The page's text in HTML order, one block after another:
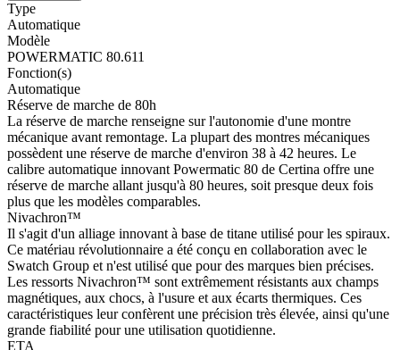
Type
Automatique
Modèle
POWERMATIC 80.611
Fonction(s)
Automatique
Réserve de marche de 80h
La réserve de marche renseigne sur l'autonomie d'une montre
mécanique avant remontage. La plupart des montres mécaniques
possèdent une réserve de marche d'environ 38 à 42 heures. Le
calibre automatique innovant Powermatic 80 de Certina offre une
réserve de marche allant jusqu'à 80 heures, soit presque deux fois
plus que les modèles comparables.
Nivachron™
Il s'agit d'un alliage innovant à base de titane utilisé pour les spiraux.
Ce matériau révolutionnaire a été conçu en collaboration avec le
Swatch Group et n'est utilisé que pour des marques bien précises.
Les ressorts Nivachron™ sont extrêmement résistants aux champs
magnétiques, aux chocs, à l'usure et aux écarts thermiques. Ces
caractéristiques leur confèrent une précision très élevée, ainsi qu'une
grande fiabilité pour une utilisation quotidienne.
ETA